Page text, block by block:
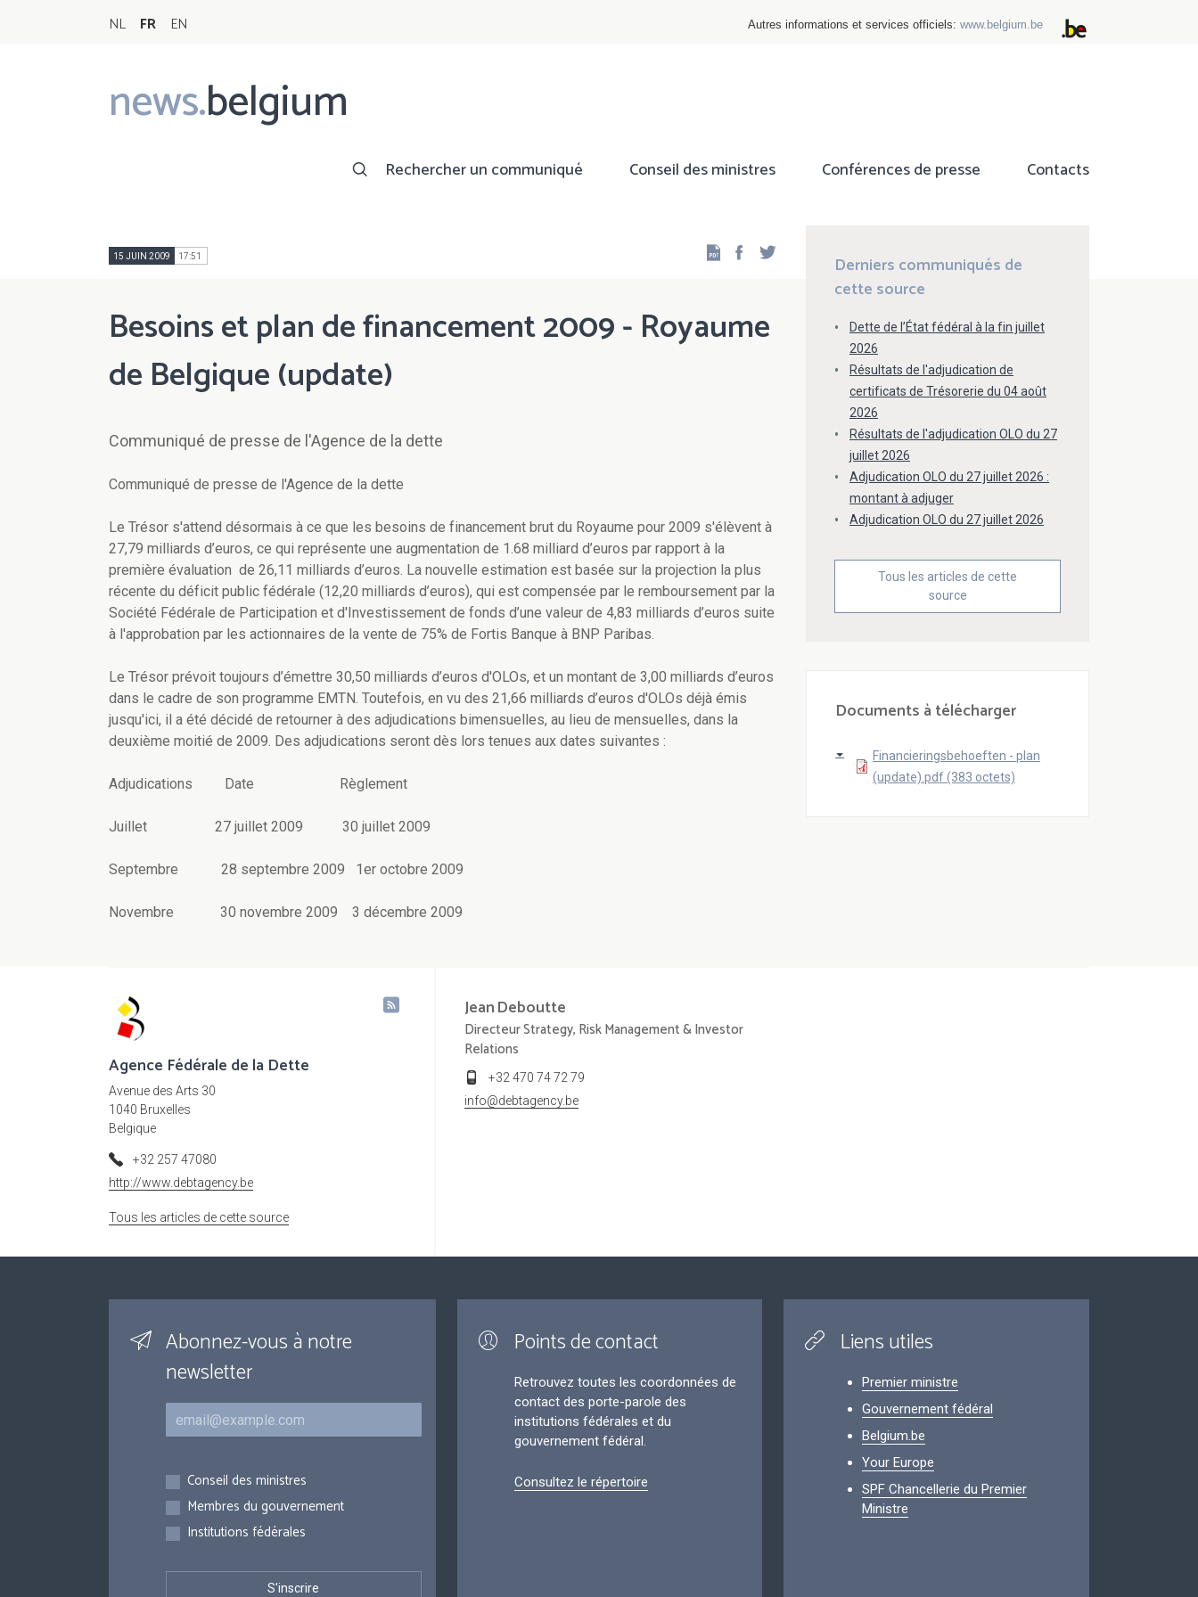
NL FR EN Autres informations et services officiels: www.belgium.be
news.belgium
Main
navigation
Rechercher un communiqué Conseil des ministres Conférences de presse Contacts
15 JUIN 2009 17:51 Facebook
Besoins et plan de financement 2009 - Royaume
de Belgique (update)
Communiqué de presse de l'Agence de la dette
Communiqué de presse de l'Agence de la dette
Le Trésor s'attend désormais à ce que les besoins de financement brut du Royaume pour 2009 s'élèvent à
27,79 milliards d’euros, ce qui représente une augmentation de 1.68 milliard d’euros par rapport à la
première évaluation de 26,11 milliards d’euros. La nouvelle estimation est basée sur la projection la plus
récente du déficit public fédérale (12,20 milliards d’euros), qui est compensée par le remboursement par la
Société Fédérale de Participation et d'Investissement de fonds d’une valeur de 4,83 milliards d’euros suite
à l'approbation par les actionnaires de la vente de 75% de Fortis Banque à BNP Paribas.
Le Trésor prévoit toujours d’émettre 30,50 milliards d’euros d'OLOs, et un montant de 3,00 milliards d’euros
dans le cadre de son programme EMTN. Toutefois, en vu des 21,66 milliards d’euros d'OLOs déjà émis
jusqu'ici, il a été décidé de retourner à des adjudications bimensuelles, au lieu de mensuelles, dans la
deuxième moitié de 2009. Des adjudications seront dès lors tenues aux dates suivantes :
Adjudications Date Règlement
Juillet 27 juillet 2009 30 juillet 2009
Septembre 28 septembre 2009 1er octobre 2009
Novembre 30 novembre 2009 3 décembre 2009
Derniers communiqués de
cette source
Dette de l’État fédéral à la fin juillet
2026
Résultats de l'adjudication de
certificats de Trésorerie du 04 août
2026
Résultats de l'adjudication OLO du 27
juillet 2026
Adjudication OLO du 27 juillet 2026 :
montant à adjuger
Adjudication OLO du 27 juillet 2026
Tous les articles de cette
source
Documents à télécharger
Financieringsbehoeften - plan
(update).pdf (383 octets)
Agence Fédérale de la Dette
Avenue des Arts 30
1040 Bruxelles
Belgique
+32 257 47080
http://www.debtagency.be
Tous les articles de cette source
JeanDeboutte
Directeur Strategy, Risk Management & Investor
Relations
+32 470 74 72 79
info@debtagency.be
Abonnez-vous à notre
newsletter
Courriel
Inscriptions
Conseil des ministres
Membres du gouvernement
Institutions fédérales
Points de contact
Retrouvez toutes les coordonnées de
contact des porte-parole des
institutions fédérales et du
gouvernement fédéral.
Consultez le répertoire
Liens utiles
Premier ministre
Gouvernement fédéral
Belgium.be
Your Europe
SPF Chancellerie du Premier
Ministre